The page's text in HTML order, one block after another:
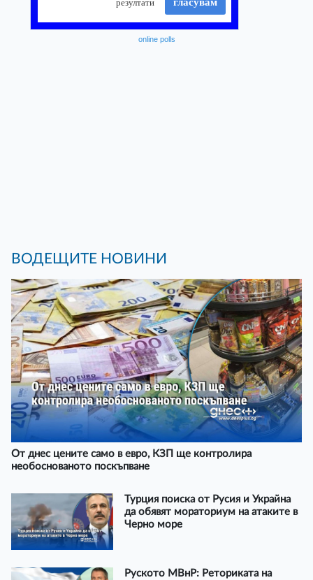
online polls
ВОДЕЩИТЕ НОВИНИ
От днес цените само в евро, КЗП ще контролира
необоснованото поскъпване
Турция поиска от Русия и Украйна
да обявят мораториум на атаките в
Черно море
Руското МВнР: Реториката на